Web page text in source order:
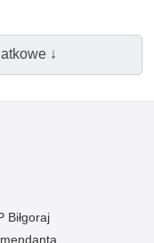
↓
Biłgoraj